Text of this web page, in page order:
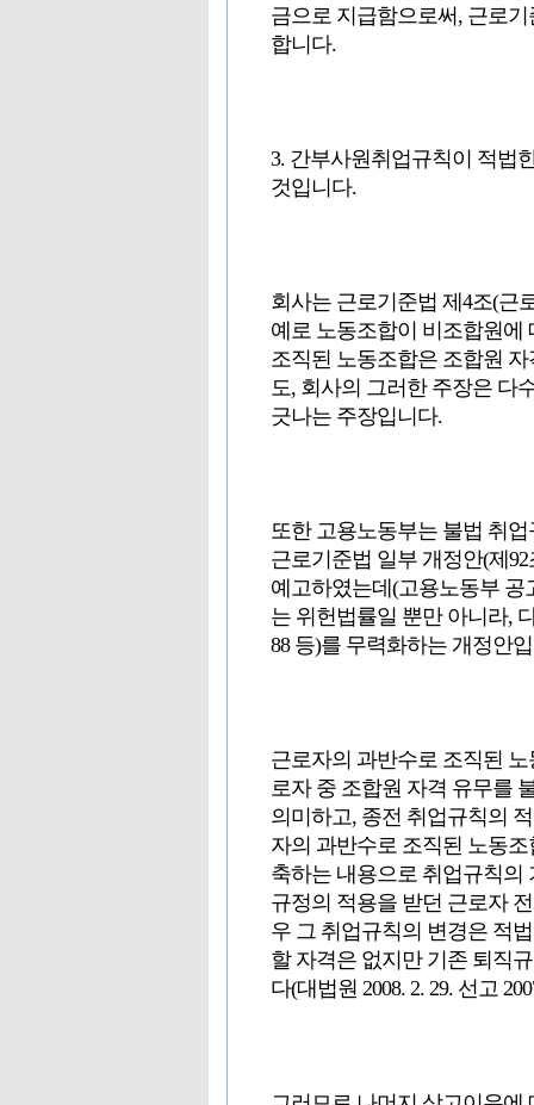
금으로 지급함으로써, 근로
합니다.
3. 간부사원취업규칙이 적법
것입니다.
회사는 근로기준법 제4조(근
예로 노동조합이 비조합원에
조직된 노동조합은 조합원
도, 회사의 그러한 주장은 다
긋나는 주장입니다.
또한 고용노동부는 불법 취
근로기준법 일부 개정안(제
예고하였는데(고용노동부 공
는 위헌법률일 뿐만 아니라,
88 등)를 무력화하는 개정안
근로자의 과반수로 조직된
로자 중 조합원 자격 유무를
의미하고, 종전 취업규칙의
자의 과반수로 조직된 노동
축하는 내용으로 취업규칙의
규정의 적용을 받던 근로자
우 그 취업규칙의 변경은 적
할 자격은 없지만 기존 퇴직
다(대법원 2008. 2. 29. 선고